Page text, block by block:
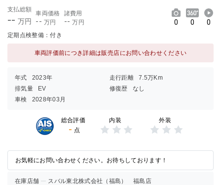
支払総額
-- 万円
車両価格
-- 万円
諸費用
-- 万円 0 0 0
定期点検整備：付き
車両評価前につき詳細は販売店にお問い合わせください
年式 2023年 走行距離
7.5万Km
排気量
EV 修復歴
なし
車検
2028年03月
総合評価
- 点
内装
0点の
評価
外装
0点の
評価
お気軽にお問い合わせください。お待ちしております！
在庫店舗 スバル東北株式会社（福島） 福島店